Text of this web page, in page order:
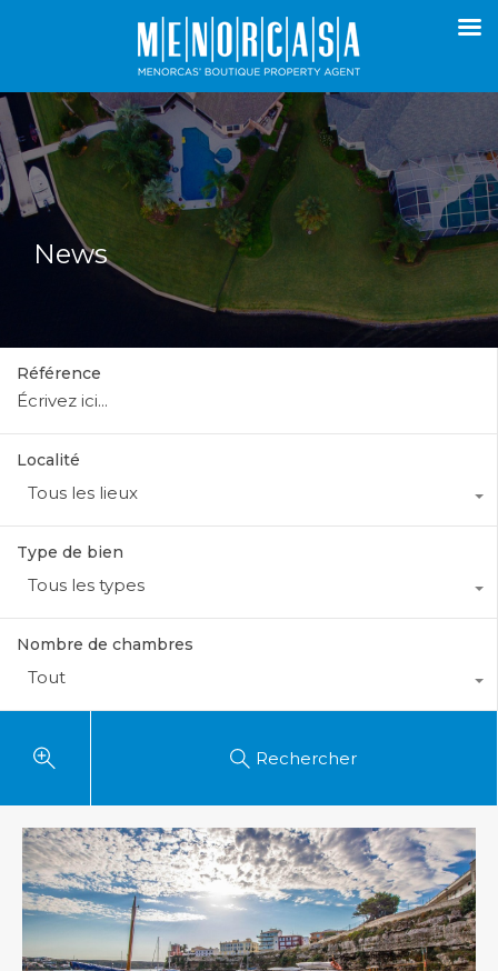
News
Référence
Localité
Tous les lieux
Type de bien
Tous les types
Nombre de chambres
Tout
Rechercher